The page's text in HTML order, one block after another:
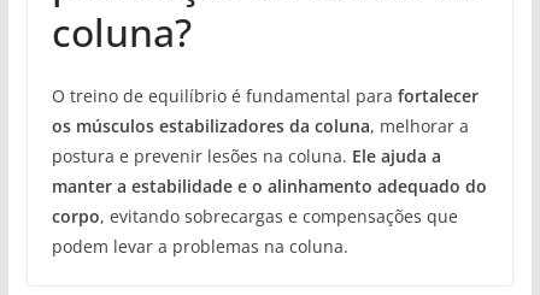
coluna?
O treino de equilíbrio é fundamental para fortalecer
os músculos estabilizadores da coluna, melhorar a
postura e prevenir lesões na coluna. Ele ajuda a
manter a estabilidade e o alinhamento adequado do
corpo, evitando sobrecargas e compensações que
podem levar a problemas na coluna.